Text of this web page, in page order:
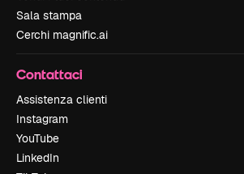
Sala stampa
Cerchi magnific.ai
Contattaci
Assistenza clienti
Instagram
YouTube
LinkedIn